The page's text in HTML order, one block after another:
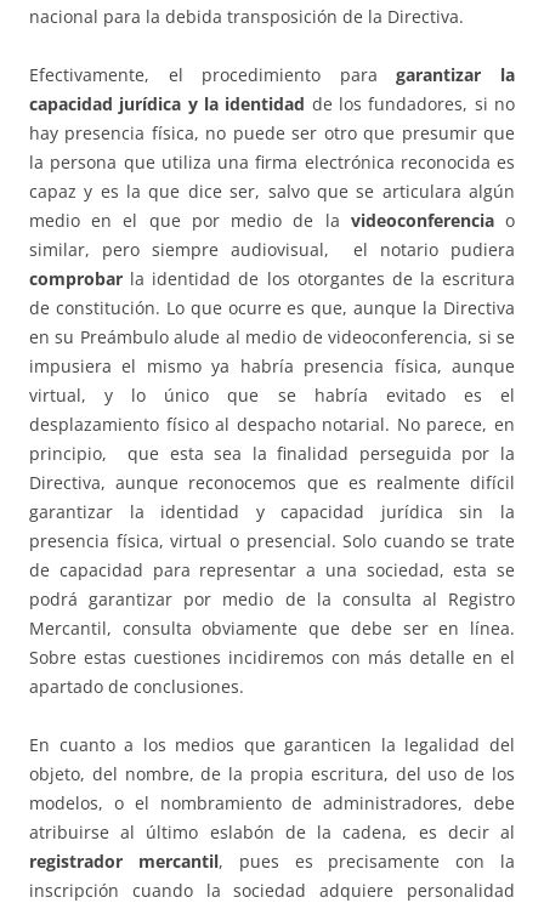
nacional para la debida transposición de la Directiva.
Efectivamente, el procedimiento paragarantizar la
capacidad jurídica y la identidad de los fundadores, si no
hay presencia física, no puede ser otro que presumir que
la persona que utiliza una firma electrónica reconocida es
capaz y es la que dice ser, salvo que se articulara algún
medio en el que por medio de la videoconferenciao
similar, pero siempre audiovisual, el notario pudiera
comprobar la identidad de los otorgantes de la escritura
de constitución. Lo que ocurre es que, aunque la Directiva
en su Preámbulo alude al medio de videoconferencia, si se
impusiera el mismo ya habría presencia física, aunque
virtual, y lo único que se habría evitado es el
desplazamiento físico al despacho notarial. No parece, en
principio, que esta sea la finalidad perseguida por la
Directiva, aunque reconocemos que es realmente difícil
garantizar la identidad y capacidad jurídica sin la
presencia física, virtual o presencial. Solo cuando se trate
de capacidad para representar a una sociedad, esta se
podrá garantizar por medio de la consulta al Registro
Mercantil, consulta obviamente que debe ser en línea.
Sobre estas cuestiones incidiremos con más detalle en el
apartado de conclusiones.
En cuanto a los medios que garanticen la legalidad del
objeto, del nombre, de la propia escritura, del uso de los
modelos, o el nombramiento de administradores, debe
atribuirse al último eslabón de la cadena, es decir al
registrador mercantil, pues es precisamente con la
inscripción cuando la sociedad adquiere personalidad